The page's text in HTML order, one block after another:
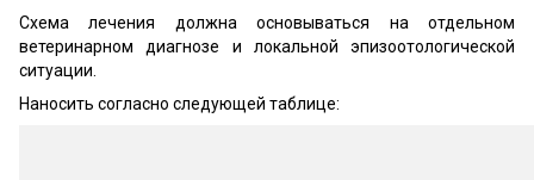
Схема лечения должна основываться на отдельном
ветеринарном диагнозе и локальной эпизоотологической
ситуации.
Наносить согласно следующей таблице: